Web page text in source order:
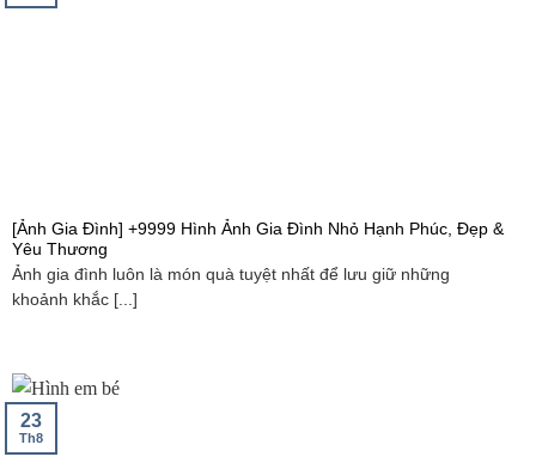
[Ảnh Gia Đình] +9999 Hình Ảnh Gia Đình Nhỏ Hạnh Phúc, Đẹp &
Yêu Thương
Ảnh gia đình luôn là món quà tuyệt nhất để lưu giữ những
khoảnh khắc [...]
23
Th8